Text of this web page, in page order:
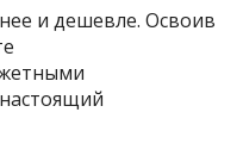
и дешевле. Освоив